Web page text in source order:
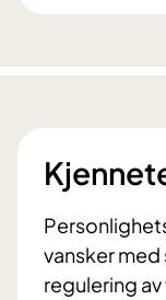
vansker
regulering